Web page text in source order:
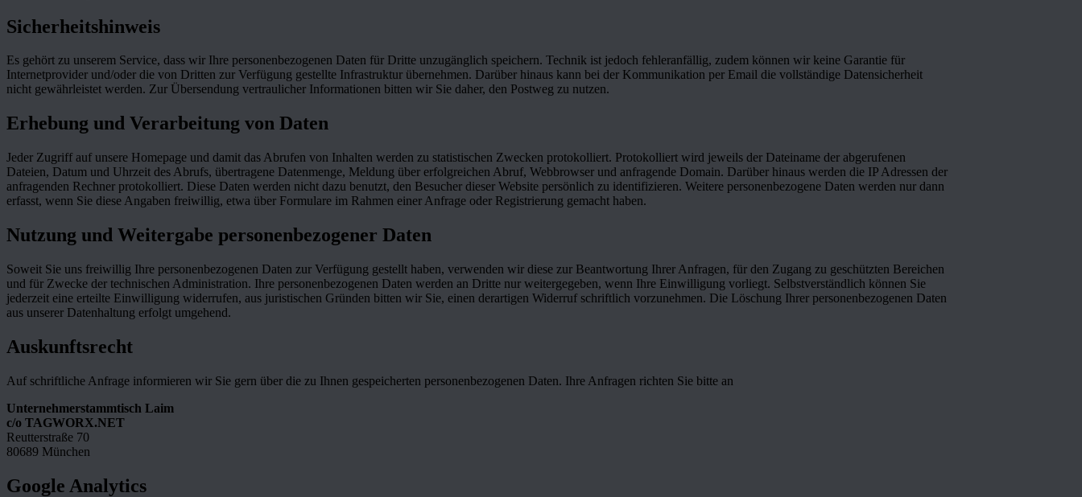
Sicherheitshinweis
Es gehört zu unserem Service, dass wir Ihre personenbezogenen Daten für Dritte unzugänglich speichern. Technik ist jedoch fehleranfällig, zudem können wir keine Garantie für
Internetprovider und/oder die von Dritten zur Verfügung gestellte Infrastruktur übernehmen. Darüber hinaus kann bei der Kommunikation per Email die vollständige Datensicherheit
nicht gewährleistet werden. Zur Übersendung vertraulicher Informationen bitten wir Sie daher, den Postweg zu nutzen.
Erhebung und Verarbeitung von Daten
Jeder Zugriff auf unsere Homepage und damit das Abrufen von Inhalten werden zu statistischen Zwecken protokolliert. Protokolliert wird jeweils der Dateiname der abgerufenen
Dateien, Datum und Uhrzeit des Abrufs, übertragene Datenmenge, Meldung über erfolgreichen Abruf, Webbrowser und anfragende Domain. Darüber hinaus werden die IP Adressen der
anfragenden Rechner protokolliert. Diese Daten werden nicht dazu benutzt, den Besucher dieser Website persönlich zu identifizieren. Weitere personenbezogene Daten werden nur dann
erfasst, wenn Sie diese Angaben freiwillig, etwa über Formulare im Rahmen einer Anfrage oder Registrierung gemacht haben.
Nutzung und Weitergabe personenbezogener Daten
Soweit Sie uns freiwillig Ihre personenbezogenen Daten zur Verfügung gestellt haben, verwenden wir diese zur Beantwortung Ihrer Anfragen, für den Zugang zu geschützten Bereichen
und für Zwecke der technischen Administration. Ihre personenbezogenen Daten werden an Dritte nur weitergegeben, wenn Ihre Einwilligung vorliegt. Selbstverständlich können Sie
jederzeit eine erteilte Einwilligung widerrufen, aus juristischen Gründen bitten wir Sie, einen derartigen Widerruf schriftlich vorzunehmen. Die Löschung Ihrer personenbezogenen Daten
aus unserer Datenhaltung erfolgt umgehend.
Auskunftsrecht
Auf schriftliche Anfrage informieren wir Sie gern über die zu Ihnen gespeicherten personenbezogenen Daten. Ihre Anfragen richten Sie bitte an
Unternehmerstammtisch Laim
c/o TAGWORX.NET
Reutterstraße 70
80689 München
Google Analytics